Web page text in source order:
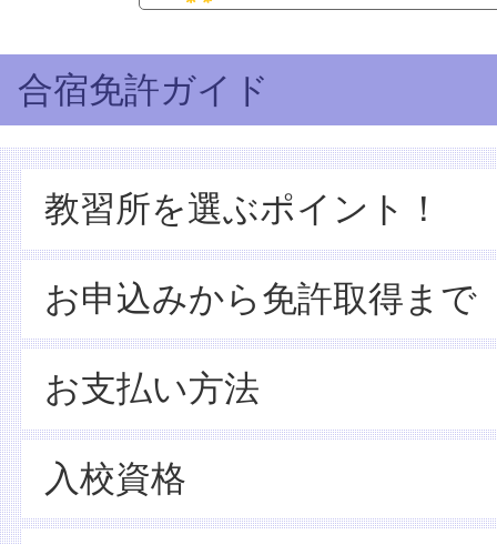
合宿免許ガイド
教習所を選ぶポイント！
お申込みから免許取得まで
お支払い方法
入校資格